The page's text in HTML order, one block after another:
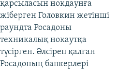
қарсыласын нокдаунға
жіберген Головкин жетінші
раундта Росадоны
техникалық нокаутқа
түсірген. Әлсіреп қалған
Росадоның бапкерлері